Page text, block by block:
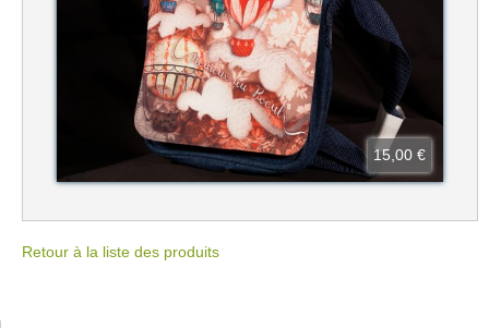
15,00 €
Retour à la liste des produits